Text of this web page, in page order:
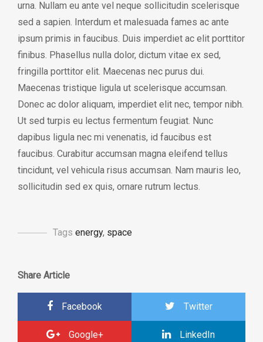
urna. Nullam eu ante vel neque sollicitudin scelerisque
sed a sapien. Interdum et malesuada fames ac ante
ipsum primis in faucibus. Duis imperdiet ac elit porttitor
finibus. Phasellus nulla dolor, dictum vitae ex sed,
fringilla porttitor elit. Maecenas nec purus dui.
Maecenas tristique ligula ut scelerisque accumsan.
Donec ac dolor aliquam, imperdiet elit nec, tempor nibh.
Ut sed turpis eu lectus fermentum feugiat. Nunc
dapibus ligula nec mi venenatis, id faucibus est
faucibus. Curabitur accumsan magna eleifend tellus
tincidunt, vel vehicula risus accumsan. Nam mauris leo,
sollicitudin sed ex quis, ornare rutrum lectus.
Tags energy, space
Share Article
Facebook Twitter
Google+ LinkedIn